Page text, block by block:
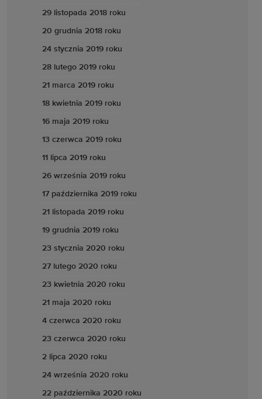
29 listopada 2018 roku
20 grudnia 2018 roku
24 stycznia 2019 roku
28 lutego 2019 roku
21 marca 2019 roku
18 kwietnia 2019 roku
16 maja 2019 roku
13 czerwca 2019 roku
11 lipca 2019 roku
26 września 2019 roku
17 października 2019 roku
21 listopada 2019 roku
19 grudnia 2019 roku
23 stycznia 2020 roku
27 lutego 2020 roku
23 kwietnia 2020 roku
21 maja 2020 roku
4 czerwca 2020 roku
23 czerwca 2020 roku
2 lipca 2020 roku
24 września 2020 roku
22 października 2020 roku